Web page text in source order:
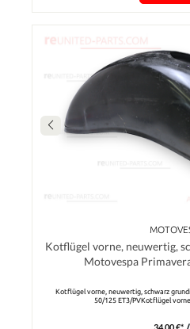
Kotflügel vorne, neuwertig,
Motovespa
Kotflügel vorne, neuwertig, schwarz
50/125 ET3/PVKotflügel